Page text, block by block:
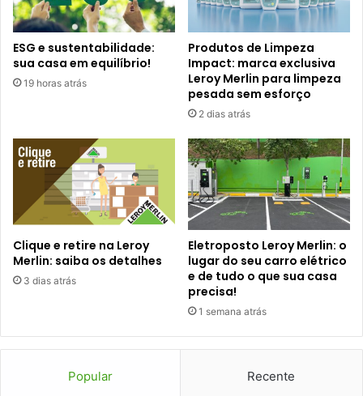
ESG e sustentabilidade:
sua casa em equilíbrio!
19 horas atrás
Produtos de Limpeza
Impact: marca exclusiva
Leroy Merlin para limpeza
pesada sem esforço
2 dias atrás
Clique e retire na Leroy
Merlin: saiba os detalhes
3 dias atrás
Eletroposto Leroy Merlin: o
lugar do seu carro elétrico
e de tudo o que sua casa
precisa!
1 semana atrás
Popular Recente